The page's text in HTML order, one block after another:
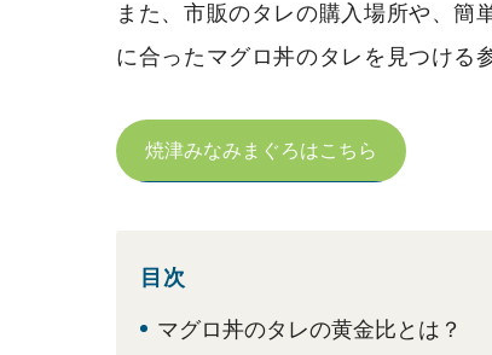
また、市販のタレの購入場所や、簡
に合ったマグロ丼のタレを見つける
焼津みなみまぐろはこちら
目次
マグロ丼のタレの黄金比とは？